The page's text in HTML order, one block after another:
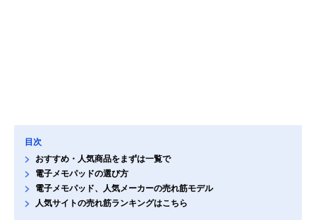
目次
おすすめ・人気商品をまずは一覧で
電子メモパッドの選び方
電子メモパッド、人気メーカーの売れ筋モデル
人気サイトの売れ筋ランキングはこちら